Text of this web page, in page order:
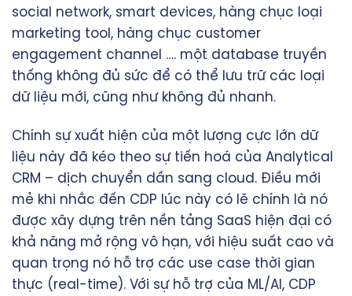
social network, smart devices, hàng chục loại
marketing tool, hàng chục customer
engagement channel …. một database truyền
thống không đủ sức để có thể lưu trữ các loại
dữ liệu mới, cũng như không đủ nhanh.
Chính sự xuất hiện của một lượng cực lớn dữ
liệu này đã kéo theo sự tiến hoá của Analytical
CRM – dịch chuyển dần sang cloud. Điều mới
mẻ khi nhắc đến CDP lúc này có lẽ chính là nó
được xây dựng trên nền tảng SaaS hiện đại có
khả năng mở rộng vô hạn, với hiệu suất cao và
quan trọng nó hỗ trợ các use case thời gian
thực (real-time). Với sự hỗ trợ của ML/AI, CDP